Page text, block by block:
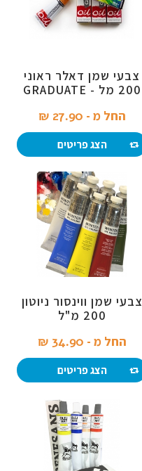
צבעי שמן דאלר ראוני
200 מל - GRADUATE
החל מ - 27.90 ₪‎
הצג פריטים
צבעי שמן ווינסור ניוטון
200 מ"ל
החל מ - 34.90 ₪‎
הצג פריטים